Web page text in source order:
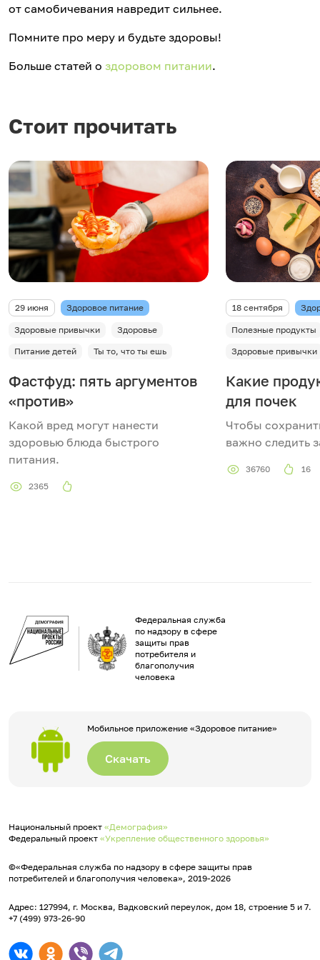
от самобичевания навредит сильнее.
Помните про меру и будьте здоровы!
Больше статей о здоровом питании.
Стоит прочитать
29 июня Здоровое питание
Здоровые привычки
Здоровье
Питание детей
Ты то, что ты ешь
Фастфуд: пять аргументов
«против»
Какой вред могут нанести
здоровью блюда быстрого
питания.
2365
18 сентября
Полезные продукты
Здоровые привычки
Какие
для почек
Чтобы
важно следить
36760 16
Федеральная служба
по надзору в сфере
защиты прав
потребителя и
благополучия
человека
Мобильное приложение «Здоровое питание»
Скачать
Национальный проект «Демография»
Федеральный проект «Укрепление общественного здоровья»
©«Федеральная служба по надзору в сфере защиты прав
потребителей и благополучия человека», 2019-2026
Адрес: 127994, г. Москва, Вадковский переулок, дом 18, строение 5 и 7.
+7 (499) 973-26-90